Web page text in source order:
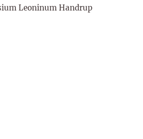
Leoninum Handrup